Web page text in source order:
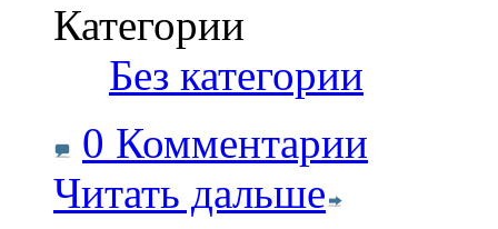
Категории
Без категории
0 Комментарии
Читать дальше